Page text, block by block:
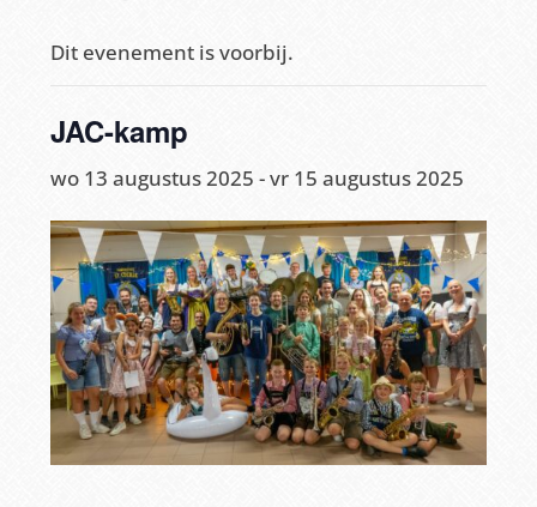
Dit evenement is voorbij.
JAC-kamp
wo 13 augustus 2025 -vr 15 augustus 2025